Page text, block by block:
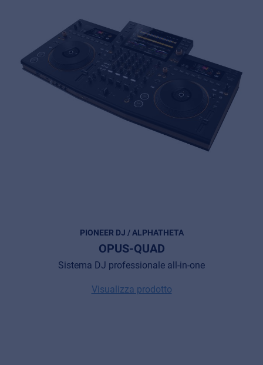
PIONEER DJ / ALPHATHETA
OPUS-QUAD
Sistema DJ professionale all-in-one
Visualizza prodotto